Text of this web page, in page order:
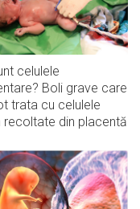
celulele
Boli grave care
trata cu celulele
recoltate din placentă